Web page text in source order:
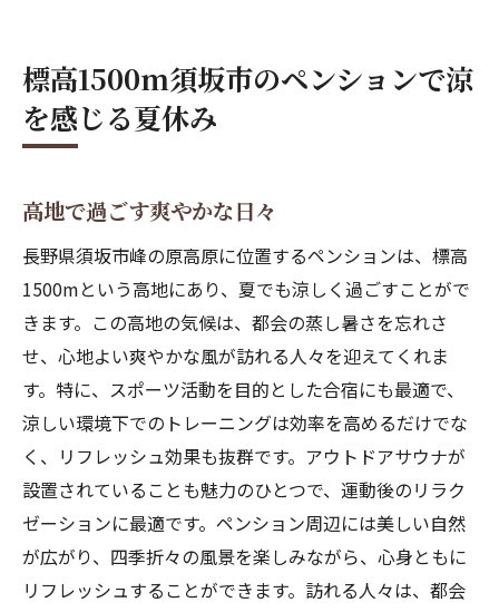
標高1500m須坂市のペンションで涼
を感じる夏休み
高地で過ごす爽やかな日々
長野県須坂市峰の原高原に位置するペンションは、標高
1500mという高地にあり、夏でも涼しく過ごすことがで
きます。この高地の気候は、都会の蒸し暑さを忘れさ
せ、心地よい爽やかな風が訪れる人々を迎えてくれま
す。特に、スポーツ活動を目的とした合宿にも最適で、
涼しい環境下でのトレーニングは効率を高めるだけでな
く、リフレッシュ効果も抜群です。アウトドアサウナが
設置されていることも魅力のひとつで、運動後のリラク
ゼーションに最適です。ペンション周辺には美しい自然
が広がり、四季折々の風景を楽しみながら、心身ともに
リフレッシュすることができます。訪れる人々は、都会